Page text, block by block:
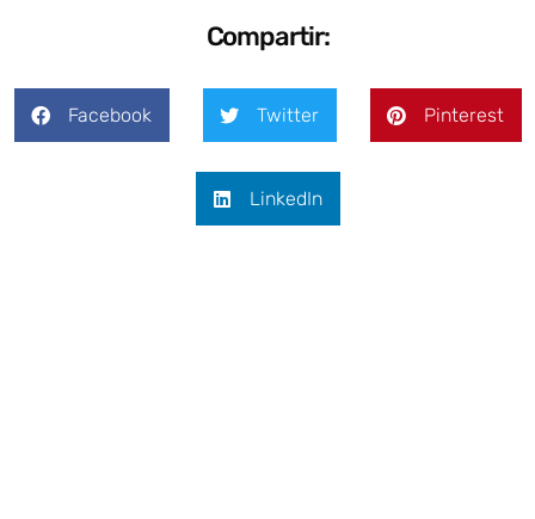
Compartir:
Facebook Twitter Pinterest
LinkedIn